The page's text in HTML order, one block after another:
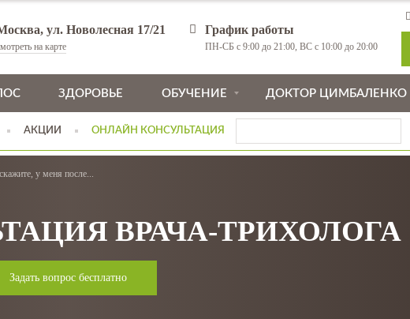
ул. Новолесная 17/21
на карте
График работы
ПН-СБ с 9:00 до 21:00, ВС с 10:00 до 20:00
ЗДОРОВЬЕ ОБУЧЕНИЕ ДОКТОР ЦИМБАЛЕНКО
АКЦИИ ОНЛАЙН КОНСУЛЬТАЦИЯ
у меня после...
ВРАЧА-ТРИХОЛОГА
Задать вопрос бесплатно